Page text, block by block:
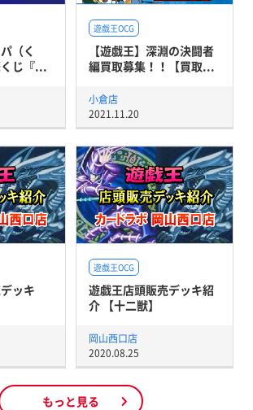
（く
じ『...
遊戯王OCG
【遊戯王】深淵の決闘者
編買取募集！！【買取...
小倉店
2021.11.20
ッキ
遊戯王OCG
遊戯王店頭販売デッキ紹
介 【十二獣】
岡山西口店
2020.08.25
もっと見る